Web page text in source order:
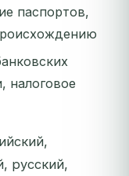
паспортов,
налоговое
русский,